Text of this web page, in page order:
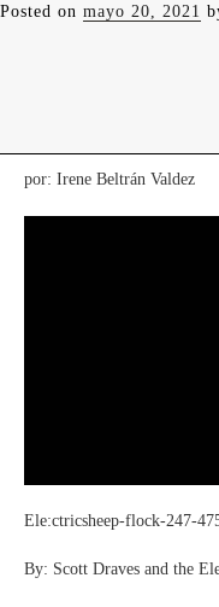
levedades
Posted on mayo 20, 2021
por: Irene Beltrán Valdez
Ele:ctricsheep-flock-247-
By: Scott Draves and the